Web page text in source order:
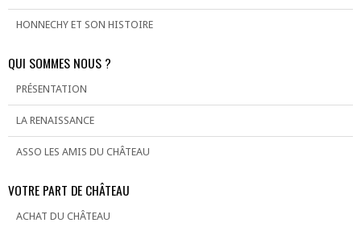
HONNECHY ET SON HISTOIRE
QUI SOMMES NOUS ?
PRÉSENTATION
LA RENAISSANCE
ASSO LES AMIS DU CHÂTEAU
VOTRE PART DE CHÂTEAU
ACHAT DU CHÂTEAU